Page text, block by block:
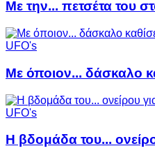
Με την... πετσέτα του
UFO's
Με όποιον... δάσκαλο
UFO's
Η βδομάδα του...